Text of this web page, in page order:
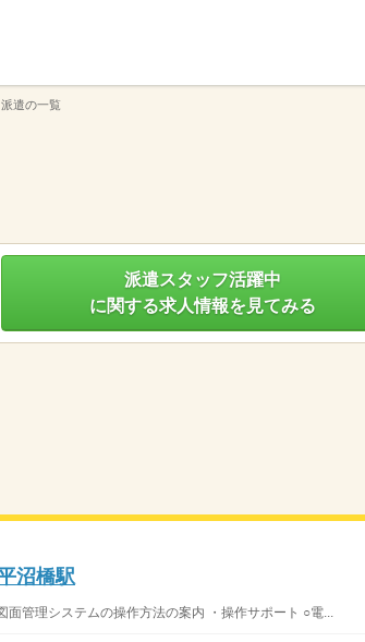
遣の一覧
派遣スタッフ活躍中
に関する求人情報を見てみる
沼橋駅
管理システムの操作方法の案内 ・操作サポート ○電...